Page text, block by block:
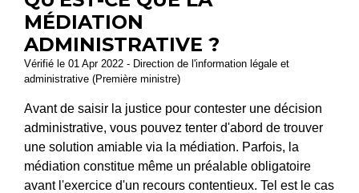
MÉDIATION
ADMINISTRATIVE ?
Vérifié le 01 Apr 2022 - Direction de l'information légale et
administrative (Première ministre)
Avant de saisir la justice pour contester une décision
administrative, vous pouvez tenter d'abord de trouver
une solution amiable via la médiation. Parfois, la
médiation constitue même un préalable obligatoire
avant l'exercice d'un recours contentieux. Tel est le cas